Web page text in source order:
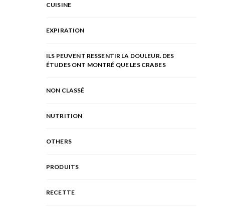
CUISINE
EXPIRATION
ILS PEUVENT RESSENTIR LA DOULEUR. DES
ÉTUDES ONT MONTRÉ QUE LES CRABES
NON CLASSÉ
NUTRITION
OTHERS
PRODUITS
RECETTE